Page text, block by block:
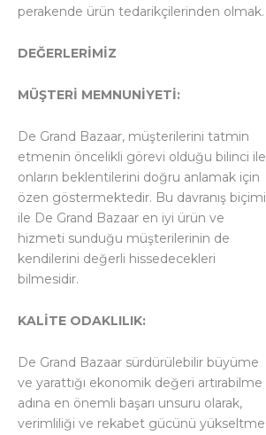
perakende ürün tedarikçilerinden olmak.
DEĞERLERİMİZ
MÜŞTERİ MEMNUNİYETİ:
De Grand Bazaar, müşterilerini tatmin
etmenin öncelikli görevi olduğu bilinci ile
onların beklentilerini doğru anlamak için
özen göstermektedir. Bu davranış biçimi
ile De Grand Bazaar en iyi ürün ve
hizmeti sunduğu müşterilerinin de
kendilerini değerli hissedecekleri
bilmesidir.
KALİTE ODAKLILIK:
De Grand Bazaar sürdürülebilir büyüme
ve yarattığı ekonomik değeri artırabilme
adına en önemli başarı unsuru olarak,
verimliliği ve rekabet gücünü yükseltme